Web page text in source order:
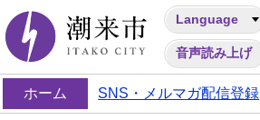
潮来市
Language
音声読み上げ
ホーム SNS・メルマガ配信登録